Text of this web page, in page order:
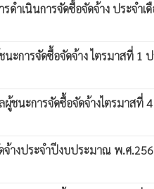
ดำเนินการจัดซื้อจัดจ้าง ประจำ
นะการจัดซื้อจัดจ้าง ไตรมาสที่ 1
ชนะการจัดซื้อจัดจ้างไตรมาสที่
จ้างประจำปีงบประมาณ พ.ศ